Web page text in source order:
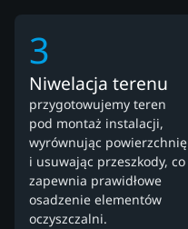
3
Niwelacja terenu
przygotowujemy teren
pod montaż instalacji,
wyrównując powierzchnię
i usuwając przeszkody, co
zapewnia prawidłowe
osadzenie elementów
oczyszczalni.